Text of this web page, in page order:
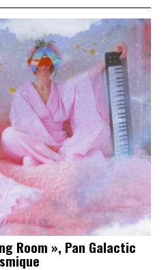
Room », Pan Galactic